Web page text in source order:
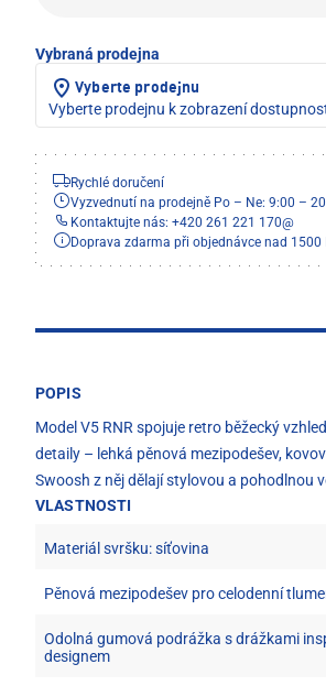
Vybraná prodejna
Vyberte prodejnu
Vyberte prodejnu k zobrazení
Rychlé doručení
Vyzvednutí na prodejně Po – Ne: 9:00 –
Kontaktujte nás: +420 261 221 170@
Doprava zdarma při objednávce nad 1500
POPIS
Model V5 RNR spojuje retro běžecký
detaily – lehká pěnová mezipodešev,
Swoosh z něj dělají stylovou a pohodlnou
VLASTNOSTI
Materiál svršku: síťovina
Pěnová mezipodešev pro celodenní
Odolná gumová podrážka s drážkami
designem